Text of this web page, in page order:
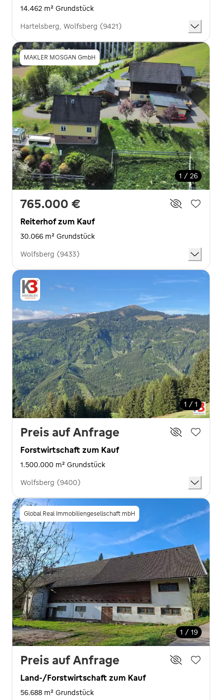
14.462 m² Grundstück
Hartelsberg, Wolfsberg (9421)
MAKLER MOSGAN GmbH
1 / 26
765.000 €
Reiterhof zum Kauf
30.066 m² Grundstück
Wolfsberg (9433)
1 / 1
Preis auf Anfrage
Forstwirtschaft zum Kauf
1.500.000 m² Grundstück
Wolfsberg (9400)
Global Real Immobiliengesellschaft mbH
1 / 19
Preis auf Anfrage
Land-/Forstwirtschaft zum Kauf
56.688 m² Grundstück